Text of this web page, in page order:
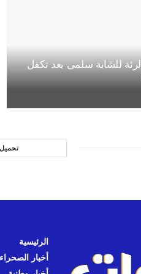
للشابة سلمى بعد تكفل
الرئيسية
أخبار الصحراء